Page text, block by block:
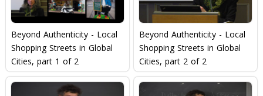
Beyond Authenticity - Local
Shopping Streets in Global
Cities, part 1 of 2
Beyond Authenticity - Local
Shopping Streets in Global
Cities, part 2 of 2